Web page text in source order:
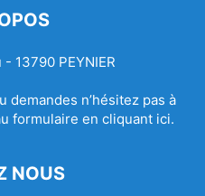
13790 PEYNIER
n’hésitez pas à
formulaire en cliquant ici.
NOUS